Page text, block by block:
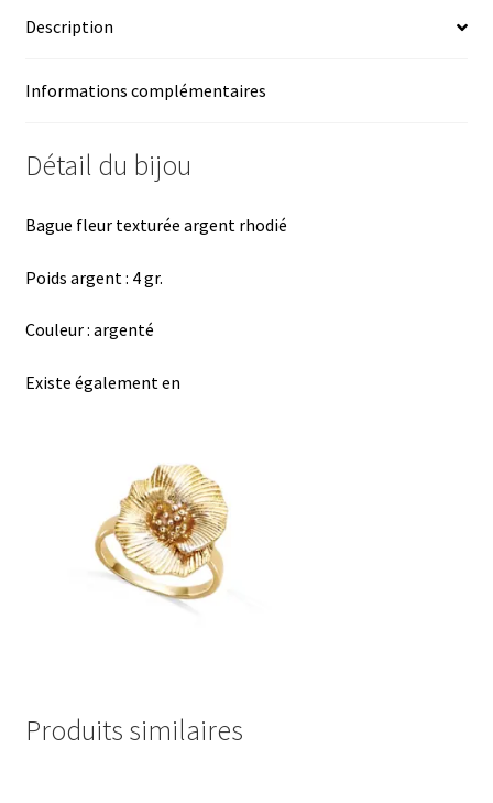
o
o
k
p
Description
Informations complémentaires
Détail du bijou
Bague fleur texturée argent rhodié
Poids argent : 4 gr.
Couleur : argenté
Existe également en
Produits similaires